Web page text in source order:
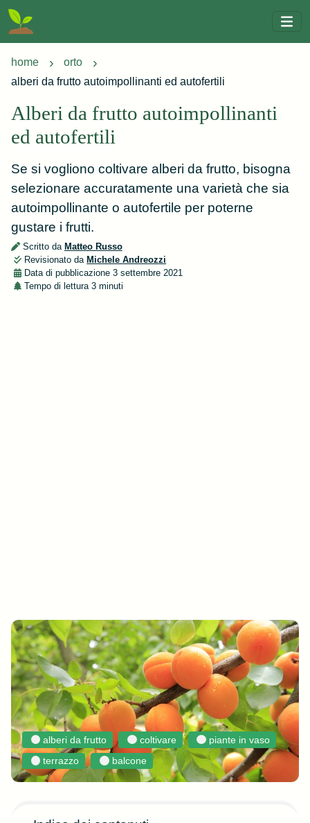
home
orto
alberi da frutto autoimpollinanti ed autofertili
Alberi da frutto autoimpollinanti
ed autofertili
Se si vogliono coltivare alberi da frutto, bisogna
selezionare accuratamente una varietà che sia
autoimpollinante o autofertile per poterne
gustare i frutti.
Scritto da Matteo Russo
Revisionato da Michele Andreozzi
Data di pubblicazione3 settembre 2021
Tempo di lettura3 minuti
alberi da frutto coltivare piante in vaso
terrazzo balcone